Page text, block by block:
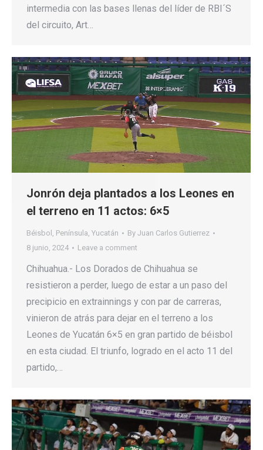
intermedia con las bases llenas del líder de RBI´S
del circuito, Art…
Jonrón deja plantados a los Leones en
el terreno en 11 actos: 6×5
Béisbol , Península, Yucatán By Juan Carlos Gutierrez
8 junio, 2024
Leave a comment
Chihuahua.- Los Dorados de Chihuahua se
resistieron a perder, luego de estar a un paso del
precipicio en extrainnings y con par de carreras,
vinieron de atrás para dejar en el terreno a los
Leones de Yucatán 6×5 en gran partido de béisbol
en esta ciudad. El triunfo, logrado en el acto 11 del
partido,…